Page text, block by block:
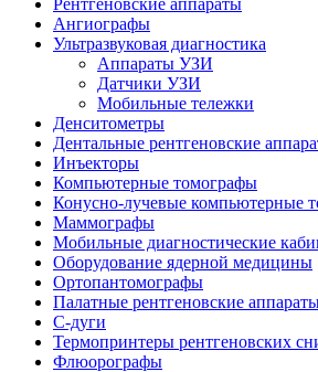
Ангиографы
Ультразвуковая диагностика
Аппараты УЗИ
Датчики УЗИ
Мобильные тележки
Денситометры
Дентальные рентгеновские
Инъекторы
Компьютерные томографы
Конусно-лучевые компьютерные
Маммографы
Мобильные диагностические
Оборудование ядерной медицины
Ортопантомографы
Палатные рентгеновские
С-дуги
Термопринтеры рентгеновских
Флюорографы